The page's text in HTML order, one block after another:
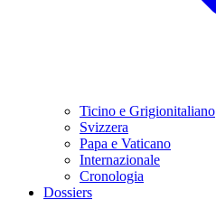
Ticino e Grigionitaliano
Svizzera
Papa e Vaticano
Internazionale
Cronologia
Dossiers